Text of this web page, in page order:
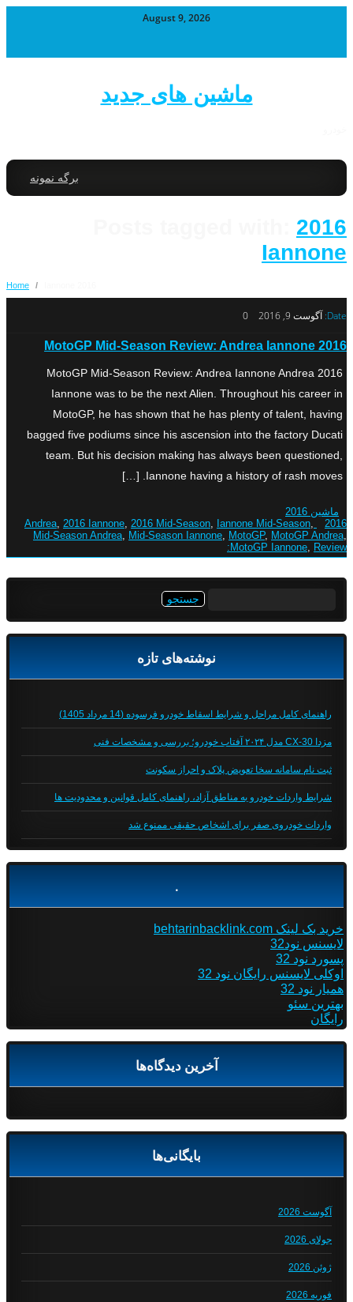
August 9, 2026
ماشین های جدید
برگه نمونه
2016
Iannone
Home /
Date: آگوست 9, 2016 0
2016 MotoGP Mid-Season Review: Andrea Iannone
2016 MotoGP Mid-Season Review: Andrea Iannone Andrea
Iannone was to be the next Alien. Throughout his career in
MotoGP, he has shown that he has plenty of talent, having
bagged five podiums since his ascension into the factory Ducati
team. But his decision making has always been questioned,
Iannone having a history of rash moves. […]
ماشین 2016
2016 Andrea
, 2016 Iannone, 2016 Mid-Season, Iannone Mid-Season,
Mid-Season Andrea, Mid-Season Iannone, MotoGP, MotoGP Andrea,
MotoGP Iannone, Review:
نوشته‌های تازه
راهنمای کامل مراحل و شرایط اسقاط خودرو فرسوده (14 مرداد 1405)
مزدا CX-30 مدل ۲۰۲۴ آفتاب خودرو؛ بررسی و مشخصات فنی
ثبت نام سامانه سخا تعویض پلاک و احراز سکونت
شرایط واردات خودرو به مناطق آزاد، راهنمای کامل قوانین و محدودیت ها
واردات خودروی صفر برای اشخاص حقیقی ممنوع شد
.
خرید بک لینک behtarinbacklink.com
لایسنس نود32
پسورد نود 32
اوکلی لایسنس رایگان نود 32
همیار نود 32
بهترین سئو
رایگان
آخرین دیدگاه‌ها
بایگانی‌ها
آگوست 2026
جولای 2026
ژوئن 2026
فوریه 2026